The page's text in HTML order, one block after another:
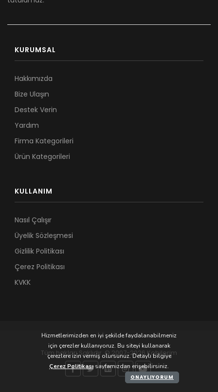
KURUMSAL
Hakkımızda
Bize Ulaşın
Destek Verin
Yardım
Firma Kategorileri
Ürün Kategorileri
KULLANIM
Nasıl Çalışır
Üyelik Sözleşmesi
Gizlilik Politikası
Çerez Politikası
KVKK
Tüm hakları Saklıdır. © 2007-2026 Kobilerim
Hizmetlerimizden en iyi şekilde faydalanabilmeniz
için çerezler kullanıyoruz. Bu siteyi kullanarak
çerezlere izin vermiş olursunuz. Detaylı bilgiye
Çerez Politikasısayfamızdan erişebilirsiniz.
ONAYLIYORUM